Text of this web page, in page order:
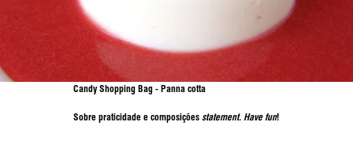
Candy Shopping Bag - Panna cotta
Sobre praticidade e composições statement. Have fun!